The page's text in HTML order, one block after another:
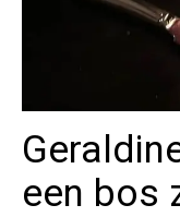
een bos